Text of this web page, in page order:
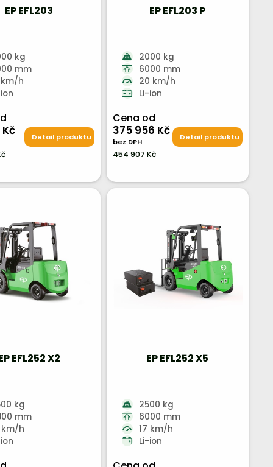
EP EFL203
kg
mm
km/h
Kč Detail produktu
EP EFL203 P
2000 kg
6000 mm
20 km/h
Li-ion
Cena od
375 956 Kč
bez DPH
454 907 Kč
Detail produktu
EFL252 X2
kg
mm
km/h
EP EFL252 X5
2500 kg
6000 mm
17 km/h
Li-ion